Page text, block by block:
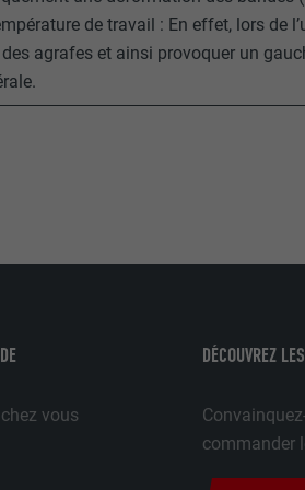
de travail : En effet, lors de
agrafes et ainsi provoquer un
DÉCOUVREZ
commander
vous